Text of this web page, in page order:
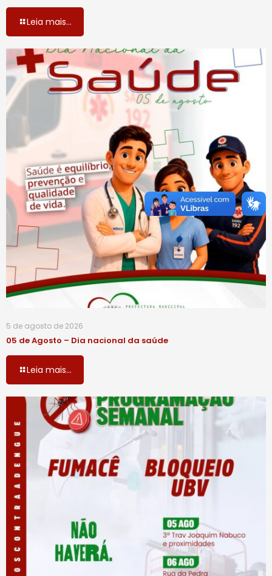
Leia mais...
5 de agosto de 2026
05 de Agosto – Dia nacional da saúde
Leia mais...